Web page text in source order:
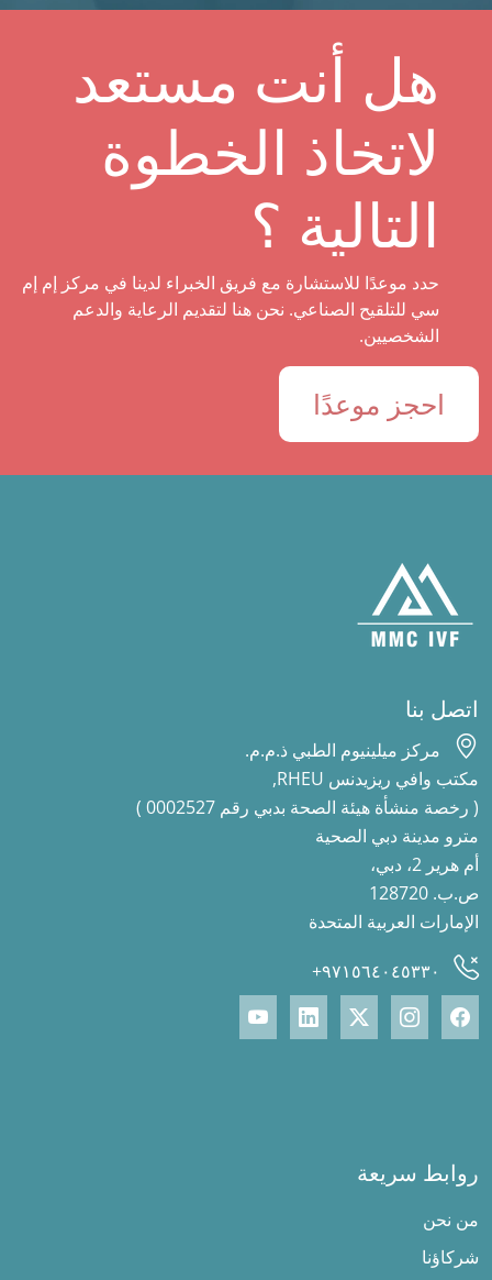
هل أنت مستعد
لاتخاذ الخطوة
التالية ؟
حدد موعدًا للاستشارة مع فريق الخبراء لدينا في مركز إم إم
سي للتلقيح الصناعي. نحن هنا لتقديم الرعاية والدعم
الشخصيين.
احجز موعدًا
اتصل بنا
مركز ميلينيوم الطبي ذ.م.م.
مكتب وافي ريزيدنس RHEU,
( رخصة منشأة هيئة الصحة بدبي رقم 0002527 )
مترو مدينة دبي الصحية
أم هرير 2، دبي،
ص.ب. 128720
الإمارات العربية المتحدة
٩٧١٥٦٤٠٤٥٣٣٠+
روابط سريعة
من نحن
شركاؤنا